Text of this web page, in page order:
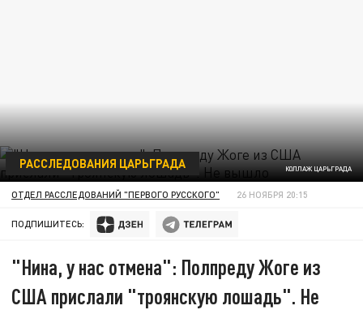
КОЛЛАЖ ЦАРЬГРАДА
РАССЛЕДОВАНИЯ ЦАРЬГРАДА
ОТДЕЛ РАССЛЕДОВАНИЙ "ПЕРВОГО РУССКОГО" 26 НОЯБРЯ 20:15
ПОДПИШИТЕСЬ:
"Нина, у нас отмена": Полпреду Жоге из
США прислали "троянскую лошадь". Не